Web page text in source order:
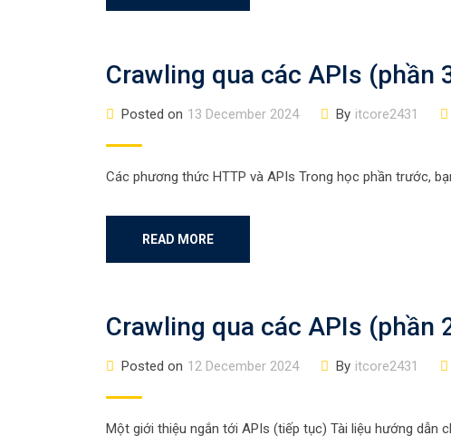
Crawling qua các APIs (phần
Posted on 13 December 2024 By itcore2431
Các phương thức HTTP và APIs Trong học phần trước,
READ MORE
Crawling qua các APIs (phần
Posted on 12 December 2024 By itcore2431
Một giới thiệu ngắn tới APIs (tiếp tục) Tài liệu hướng dẫn